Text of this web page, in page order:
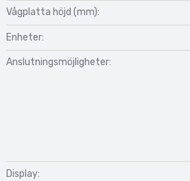
Vågplatta höjd (mm):
Enheter:
Anslutningsmöjligheter:
Display: